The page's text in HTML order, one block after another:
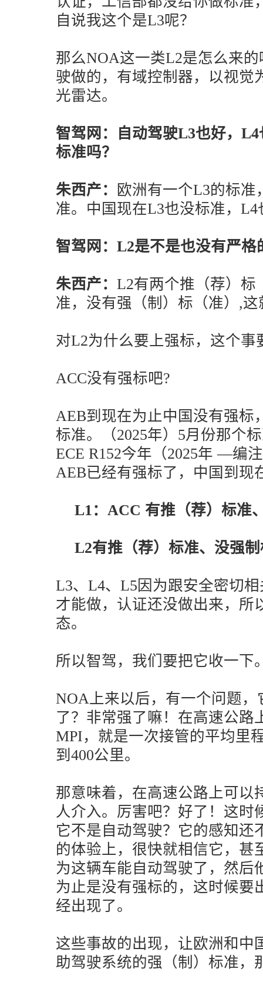
自说我这个是L3呢？
那么NOA这一类L2是怎么来
驶做的，有域控制器，以视觉
光雷达。
智驾网：自动驾驶L3也好，
标准吗？
朱西产：
欧洲有一个L3的标
准。中国现在L3也没标准，
智驾网：L2是不是也没有严格
朱西产： L2有两个推（荐）标
准，没有强（制）标（准）,
对L2为什么要上强标，这个事
ACC没有强标吧?
AEB到现在为止中国没有强标
标准。（2025年）5月份那个
ECE R152今年（2025年 —编
AEB已经有强标了，中国到现
L1：ACC 有推（荐）标准
L2有推（荐）标准、没强
L3、L4、L5因为跟安全密切
才能做，认证还没做出来，所
态。
所以智驾，我们要把它收一下
NOA上来以后，有一个问题
了？非常强了嘛！在高速公路
MPI，就是一次接管的平均里
到400公里。
那意味着，在高速公路上可以
人介入。厉害吧？好了！这时
它不是自动驾驶？它的感知还
的体验上，很快就相信它，甚
为这辆车能自动驾驶了，然后
为止是没有强标的，这时候要
经出现了。
这些事故的出现，让欧洲和中
助驾驶系统的强（制）标准，